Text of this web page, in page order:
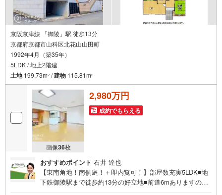
京阪京津線 「御陵」駅 徒歩13分
京都府京都市山科区北花山山田町
1992年4月（築35年）
5LDK / 地上2階建
土地199.73m2 /建物 115.81m2
画像36枚
2,980万円
成約でもらえる
おすすめポイント 石井 達也
【東南角地！南側庭！＋即内覧可！】部屋数充実5LDK■地
下鉄御陵駅まで徒歩約13分の好立地■前道6mありますので